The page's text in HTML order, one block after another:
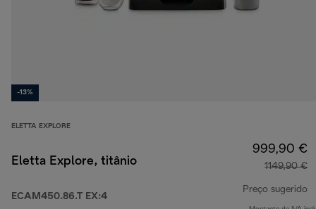
-13%
ELETTA EXPLORE
Eletta Explore, titânio
ECAM450.86.T EX:4
999,90 €
1149,90 €
Preço sugerido